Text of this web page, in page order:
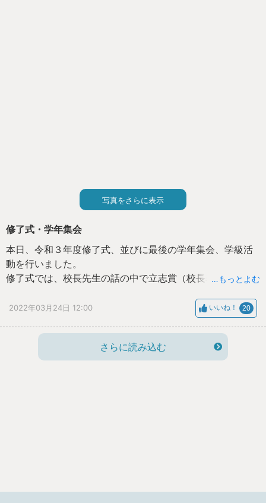
写真をさらに表示
修了式・学年集会
本日、令和３年度修了式、並びに最後の学年集会、学級活
動を行いました。
修了式では、校長先生の話の中で立志賞（校長表彰）の表
年代表生徒の話、生徒指導主任からの話がありました。
また、最後の学年集会及び学級活動（通知票配布）が行わ
れました。
この１年を通して、学力や身体が成長するだけでなく、心
も大きく成長できたように感じています。次年度も一人一
…もっとよむ
2022年03月24日 12:00 いいね！ 20
さらに読み込む